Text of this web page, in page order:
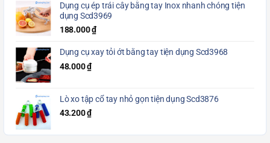
Dụng cụ ép trái cây bằng tay Inox nhanh chóng tiện
dụng Scd3969
188.000₫
Dụng cụ xay tỏi ớt bằng tay tiện dụng Scd3968
48.000₫
Lò xo tập cổ tay nhỏ gọn tiện dụng Scd3876
43.200₫